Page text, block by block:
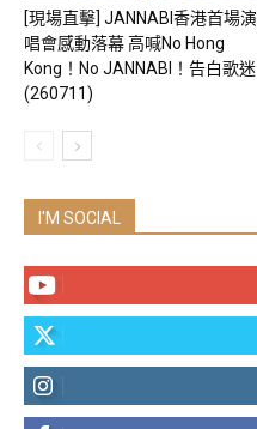
[現場直擊] JANNABI香港首場演
唱會感動落幕 高喊No Hong
Kong！No JANNABI！告白歌迷
(260711)
I'M SOCIAL